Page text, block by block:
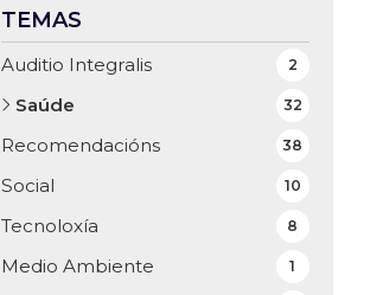
TEMAS
Auditio Integralis 2
Saúde 32
Recomendacións 38
Social 10
Tecnoloxía 8
Medio Ambiente 1